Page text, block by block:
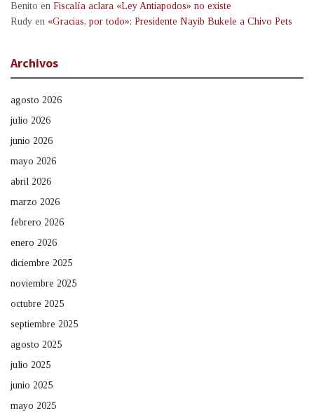
Benito en Fiscalía aclara «Ley Antiapodos» no existe
Rudy en «Gracias, por todo»: Presidente Nayib Bukele a Chivo Pets
Archivos
agosto 2026
julio 2026
junio 2026
mayo 2026
abril 2026
marzo 2026
febrero 2026
enero 2026
diciembre 2025
noviembre 2025
octubre 2025
septiembre 2025
agosto 2025
julio 2025
junio 2025
mayo 2025